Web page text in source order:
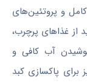
و پروتئین‌های
از غذاهای پرچرب،
آب کافی و
پاکسازی کبد